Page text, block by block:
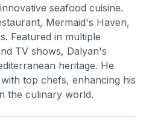
seafood cuisine.
Mermaid's Haven,
Featured in multiple
TV shows, Dalyan's
heritage. He
top chefs, enhancing his
the culinary world.